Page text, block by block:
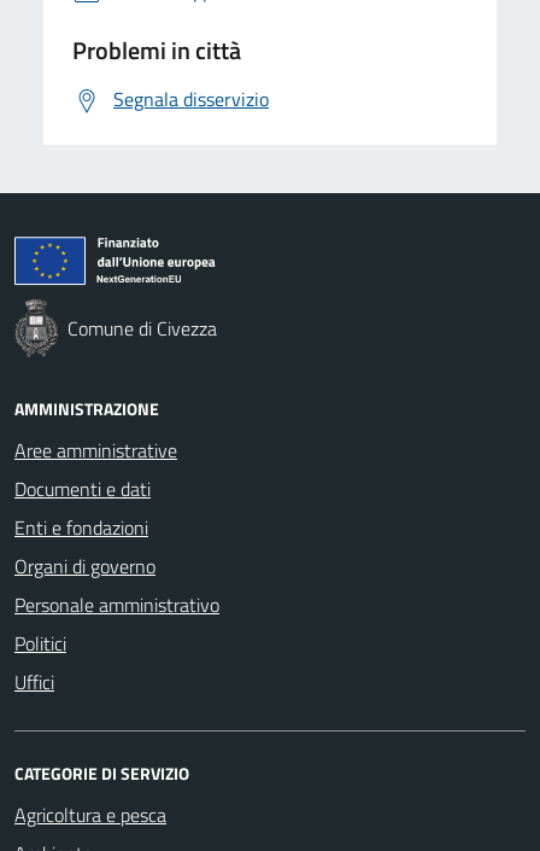
Problemi in città
Segnala disservizio
Comune di Civezza
AMMINISTRAZIONE
Aree amministrative
Documenti e dati
Enti e fondazioni
Organi di governo
Personale amministrativo
Politici
Uffici
CATEGORIE DI SERVIZIO
Agricoltura e pesca